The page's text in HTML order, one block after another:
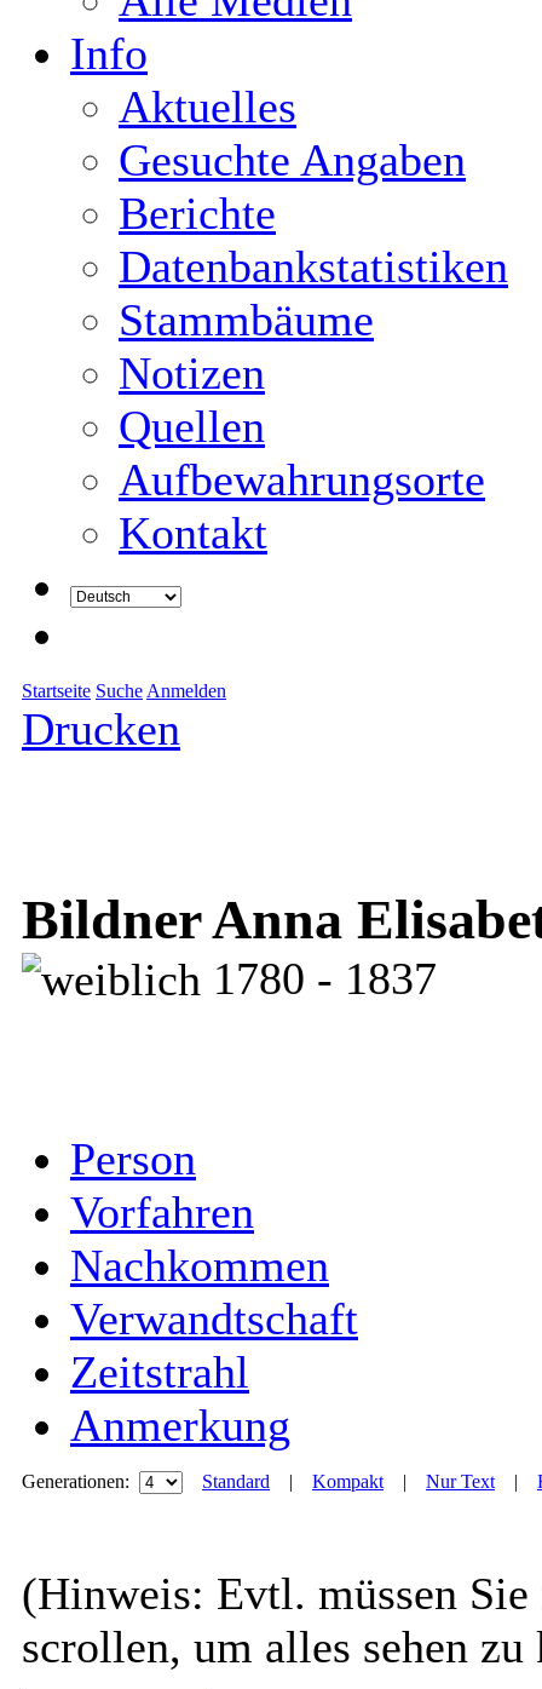
Info
Aktuelles
Gesuchte Angaben
Berichte
Datenbankstatistiken
Stammbäume
Notizen
Quellen
Aufbewahrungsorte
Kontakt
Startseite Suche Anmelden
Drucken
Bildner Anna
1780 - 1837
Person
Vorfahren
Nachkommen
Verwandtschaft
Zeitstrahl
Anmerkung
Generationen: Standard | Kompakt| Nur Text|
(Hinweis: Evtl. müssen Sie
scrollen, um alles sehen zu